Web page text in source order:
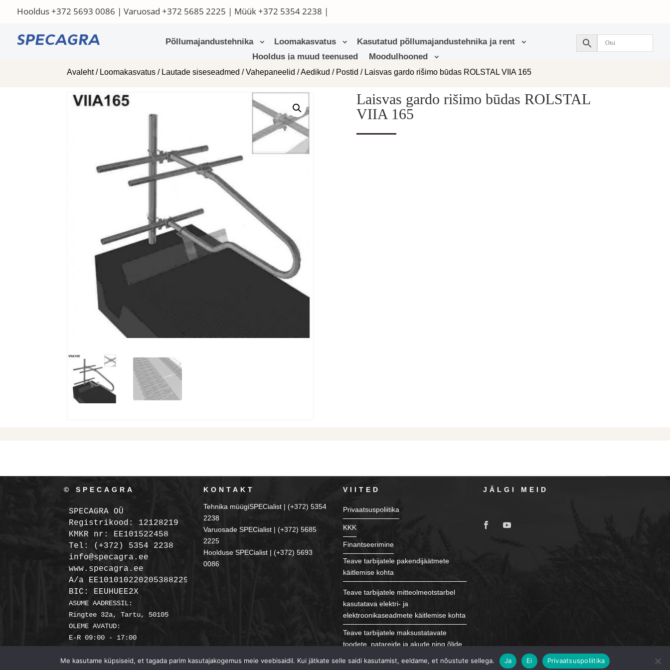
Hooldus+372 5693 0086 | Varuosad +372 5685 2225 | Müük+372 5354 2238 |
Põllumajandustehnika Loomakasvatus
Kasutatud põllumajandustehnika ja rent
Hooldus ja muud teenused
Moodulhooned
Avaleht/ Loomakasvatus / Lautade siseseadmed /Vahepaneelid / Aedikud / Postid / Laisvas gardo rišimo būdas ROLSTAL VIIA 165
Laisvas gardo rišimo būdas ROLSTAL
VIIA 165
© SPECAGRA
SPECAGRA OÜ
Registrikood: 12128219
KMKR nr: EE101522458
Tel: (+372) 5354 2238
info@specagra.ee
A/a EE101010220205388229 SEB
BIC: EEUHUEE2X
ASUME AADRESSIL:
Ringtee 32a, Tartu, 50105
OLEME AVATUD:
E-R 09:00 - 17:00
KONTAKT
Tehnika müügiSPECialist | (+372) 5354
2238
Varuosade SPECialist | (+372) 5685
2225
Hoolduse SPECialist | (+372) 5693
0086
VIITED
Privaatsuspoliitika
KKK
Finantseerimine
Teave tarbijatele pakendijäätmete
käitlemise kohta
Teave tarbijatele mitteolmeotstarbel
kasutatava elektri- ja
elektroonikaseadmete käitlemise kohta
Teave tarbijatele maksustatavate
toodete, patareide ja akude ning õlide
JÄLGI MEID
Me kasutame küpsiseid, et tagada parim kasutajakogemus meie veebisaidil. Kui jätkate selle saidi kasutamist, eeldame, et nõustute sellega. Ja Ei Privaatsuspoliitika